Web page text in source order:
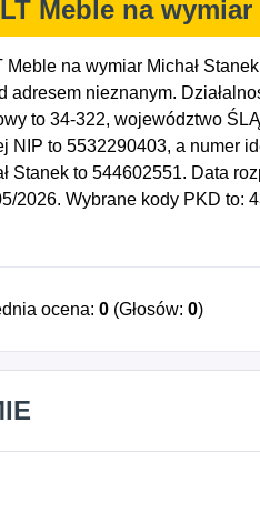
Meble na wymiar
Meble na wymiar Michał
adresem nieznanym.
to 34-322, województwo
NIP to 5532290403, a numer
Stanek to 544602551. Data
2026. Wybrane kody PKD to:
tapetowanie i oblicowywanie
ocena: 0 (Głosów: 0)